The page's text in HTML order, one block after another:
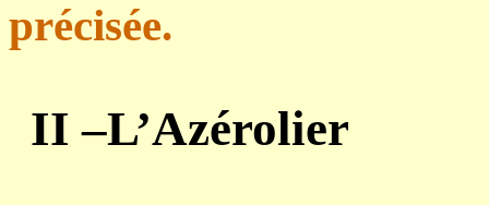
précisée.
II –L’Azérolier